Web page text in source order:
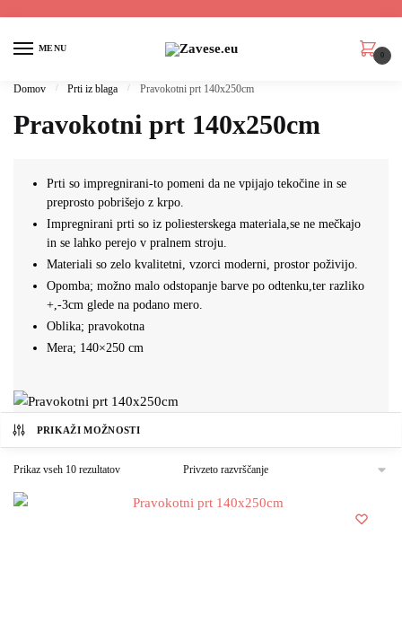
MENU
0
Domov / Prti iz blaga / Pravokotni prt 140x250cm
Pravokotni prt 140x250cm
Prti so impregnirani-to pomeni da ne vpijajo tekočine in se
preprosto pobrišejo z krpo.
Impregnirani prti so iz poliesterskega materiala,se ne mečkajo
in se lahko perejo v pralnem stroju.
Materiali so zelo kvalitetni, vzorci moderni, prostor poživijo.
Opomba; možno malo odstopanje barve po odtenku,ter razliko
+,-3cm glede na podano mero.
Oblika; pravokotna
Mera; 140×250 cm
PRIKAŽI MOŽNOSTI
Prikaz vseh 10 rezultatov